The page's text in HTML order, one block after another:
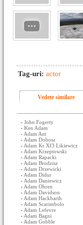
Tag-uri: actor
Vedete similare
- John Fogerty
- Ken Adam
- Adam Ant
- Adam Dobosz
- Adam Kr Xf3 Likiewicz
- Adam Krzeptowski
- Adam Rapacki
- Adam Brodzisz
- Adam Drzewicki
- Adam Didur
- Adam Daniewicz
- Adam Ohren
- Adam Davidson
- Adam Hackbarth
- Adam Scarimbolo
- Adam Lefevre
- Adam Bagni
- Adam Gobble